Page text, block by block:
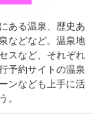
ある温泉、歴史あ
などなど。温泉地
スなど、それぞれ
予約サイトの温泉
ンなども上手に活
。